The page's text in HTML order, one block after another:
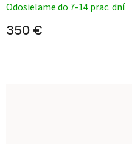
Odosielame do 7-14 prac. dní
350 €